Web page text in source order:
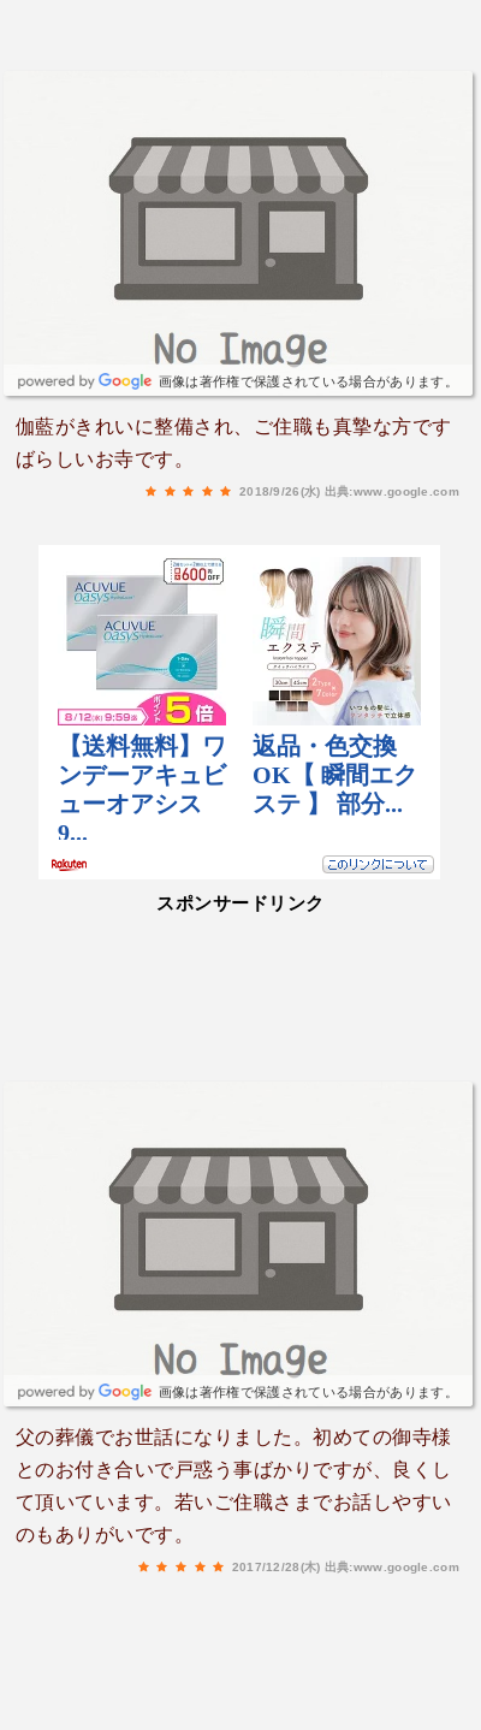
画像は著作権で保護されている場合があります。
伽藍がきれいに整備され、ご住職も真摯な方です
ばらしいお寺です。
2018/9/26(水) 出典:www.google.com
スポンサードリンク
画像は著作権で保護されている場合があります。
父の葬儀でお世話になりました。初めての御寺様
とのお付き合いで戸惑う事ばかりですが、良くし
て頂いています。若いご住職さまでお話しやすい
のもありがいです。
2017/12/28(木) 出典:www.google.com